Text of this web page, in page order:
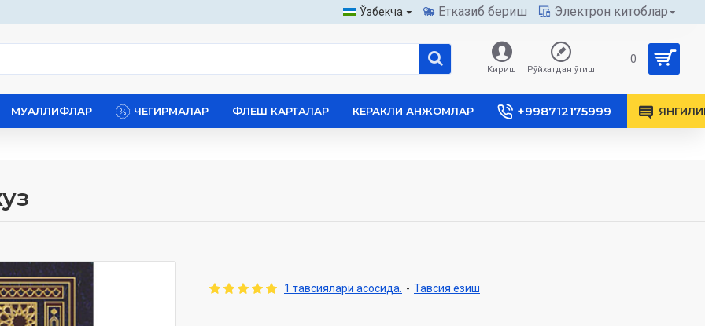
Ўзбекча Етказиб бериш Электрон китоблар
Кириш Рўйхатдан ўтиш
0
МУАЛЛИФЛАР ЧЕГИРМАЛАР ФЛЕШ КАРТАЛАР КЕРАКЛИ АНЖОМЛАР +998712175999
1 тавсиялари асосида. - Тавсия ёзиш